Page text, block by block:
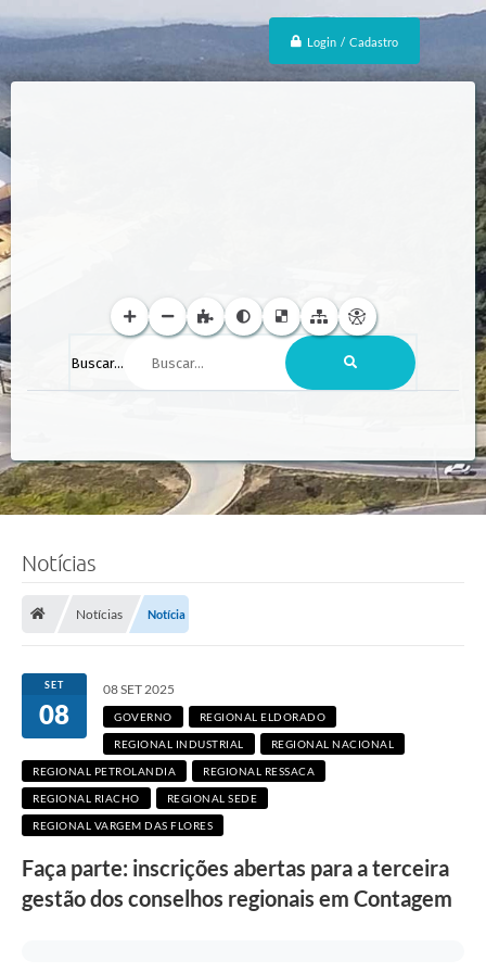
Login / Cadastro
Buscar...
Notícias
Notícias Notícia
SET
08
08 SET 2025
GOVERNO REGIONAL ELDORADO
REGIONAL INDUSTRIAL REGIONAL NACIONAL
REGIONAL PETROLANDIA REGIONAL RESSACA
REGIONAL RIACHO REGIONAL SEDE
REGIONAL VARGEM DAS FLORES
Faça parte: inscrições abertas para a terceira
gestão dos conselhos regionais em Contagem